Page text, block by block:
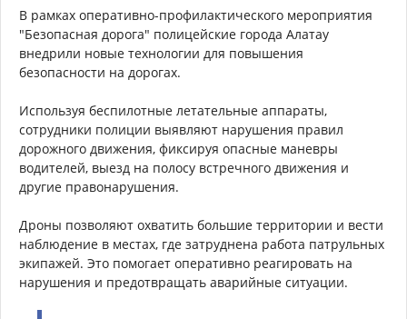
В рамках оперативно-профилактического мероприятия
"Безопасная дорога" полицейские города Алатау
внедрили новые технологии для повышения
безопасности на дорогах.
Используя беспилотные летательные аппараты,
сотрудники полиции выявляют нарушения правил
дорожного движения, фиксируя опасные маневры
водителей, выезд на полосу встречного движения и
другие правонарушения.
Дроны позволяют охватить большие территории и вести
наблюдение в местах, где затруднена работа патрульных
экипажей. Это помогает оперативно реагировать на
нарушения и предотвращать аварийные ситуации.